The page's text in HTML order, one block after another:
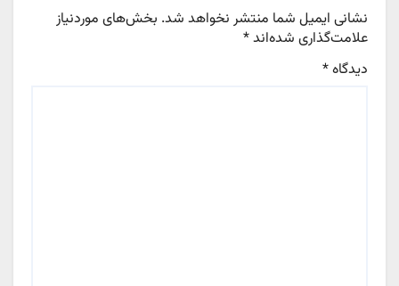
نشانی ایمیل شما منتشر نخواهد شد. بخش‌های موردنیاز
علامت‌گذاری شده‌اند*
دیدگاه*